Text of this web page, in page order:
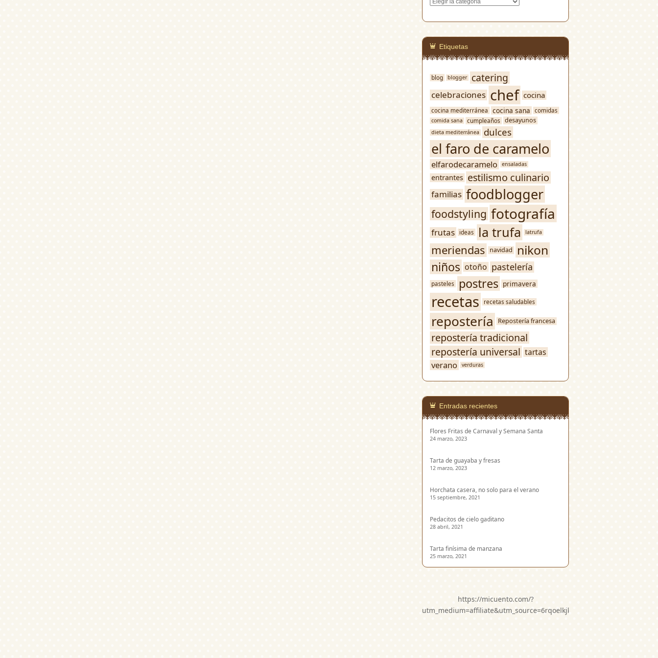
Etiquetas
blog blogger catering
celebraciones chef cocina
cocina mediterránea cocina sana comidas
comida sana cumpleaños desayunos
dieta mediterránea dulces
el faro de caramelo
elfarodecaramelo ensaladas
entrantes estilismo culinario
familias foodblogger
foodstyling fotografía
frutas ideas la trufa latrufa
meriendas navidad nikon
niños otoño pastelería
pasteles postres primavera
recetas recetas saludables
repostería Repostería francesa
repostería tradicional
repostería universal tartas
verano verduras
Entradas recientes
Flores Fritas de Carnaval y Semana Santa
24 marzo, 2023
Tarta de guayaba y fresas
12 marzo, 2023
Horchata casera, no solo para el verano
15 septiembre, 2021
Pedacitos de cielo gaditano
28 abril, 2021
Tarta finísima de manzana
25 marzo, 2021
https://micuento.com/?
utm_medium=affiliate&utm_source=6rqoelkjkwg